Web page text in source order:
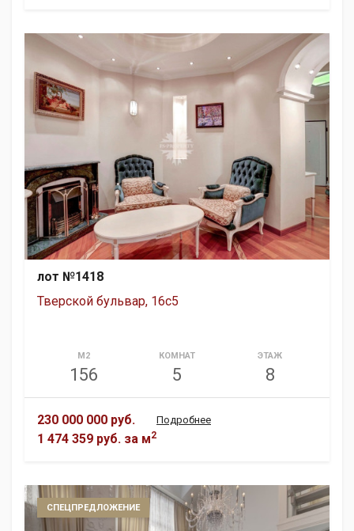
лот №1418
Тверской бульвар, 16с5
М2
156
КОМНАТ
5
ЭТАЖ
8
230 000 000 руб.
1 474 359 руб. за м2
Подробнее
СПЕЦПРЕДЛОЖЕНИЕ